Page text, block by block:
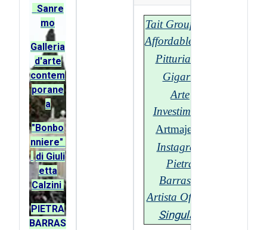
Sanre
mo
Galleria
d'arte
contem
porane
a
"Bonbo
nniere"
di Giuli
etta
Calzini
PIETRA
BARRAS
Tait Group - T-
Affordable.com
Pitturiamo
Gigarte
Arte
Investimenti
Artmajeur
Instagram
Pietra
Barrasso
Artista Official
Singulart